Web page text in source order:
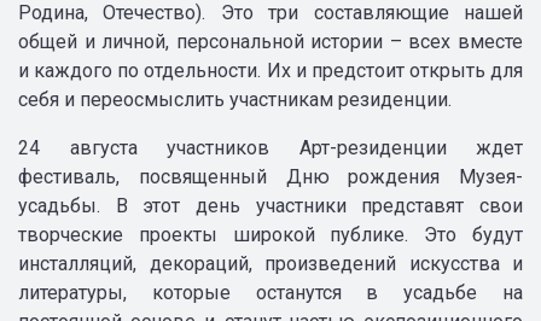
Родина, Отечество). Это три составляющие нашей
общей и личной, персональной истории – всех вместе
и каждого по отдельности. Их и предстоит открыть для
себя и переосмыслить участникам резиденции.
24 августа участников Арт-резиденции ждет
фестиваль, посвященный Дню рождения Музея-
усадьбы. В этот день участники представят свои
творческие проекты широкой публике. Это будут
инсталляций, декораций, произведений искусства и
литературы, которые останутся в усадьбе на